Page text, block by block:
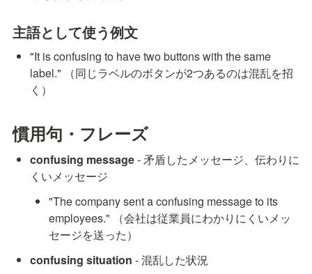
主語として使う例文
"It is confusing to have two buttons with the same
label." （同じラベルのボタンが2つあるのは混乱を招
く）
慣用句・フレーズ
confusing message - 矛盾したメッセージ、伝わりに
くいメッセージ
"The company sent a confusing message to its
employees." （会社は従業員にわかりにくいメッ
セージを送った）
confusing situation - 混乱した状況